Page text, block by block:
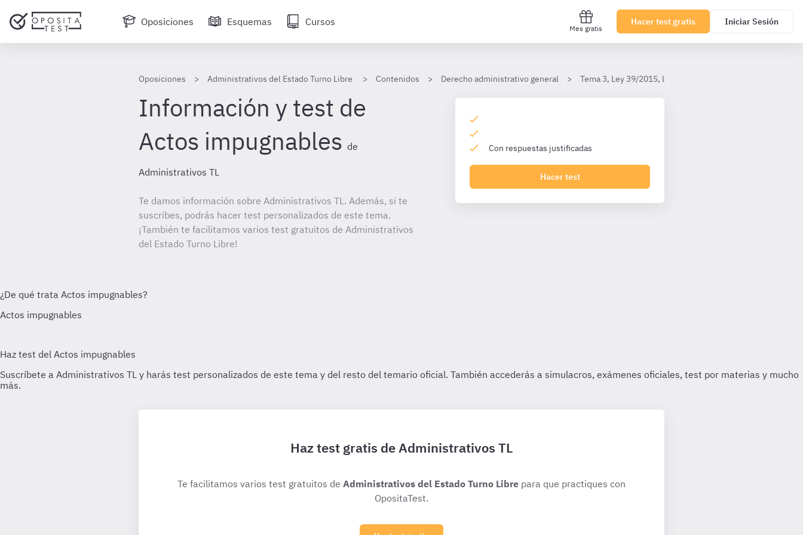
Oposiciones Esquemas Cursos
Mes gratis
Hacer test gratis Iniciar Sesión
Oposiciones Administrativos del Estado Turno Libre Contenidos Derecho administrativo general Tema 3, Ley 39/2015, Ley 40/2015 y jurisdicción
Información y test de
Actos impugnables de
Administrativos TL
Te damos información sobre Administrativos TL. Además, si te
suscribes, podrás hacer test personalizados de este tema.
¡También te facilitamos varios test gratuitos de Administrativos
del Estado Turno Libre!
Con respuestas justificadas
Hacer test
Haz test gratis de Administrativos TL
Te facilitamos varios test gratuitos de Administrativos del Estado Turno Libre para que practiques con
OpositaTest.